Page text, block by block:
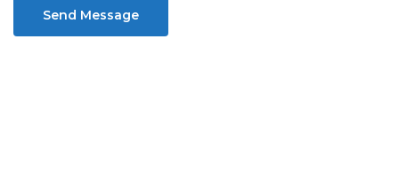
Send Message